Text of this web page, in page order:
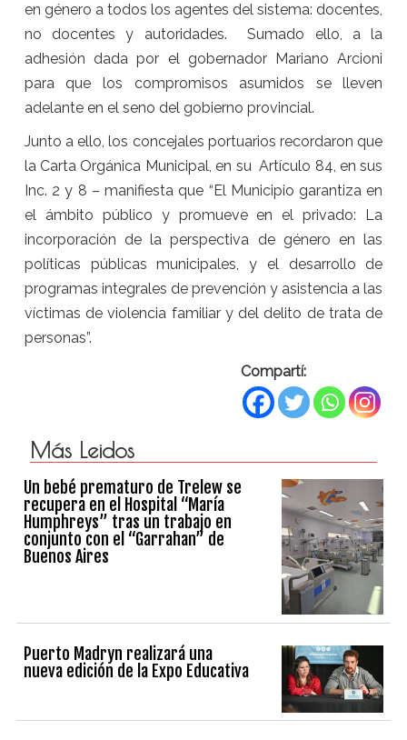
en género a todos los agentes del sistema: docentes,
no docentes y autoridades. Sumado ello, a la
adhesión dada por el gobernador Mariano Arcioni
para que los compromisos asumidos se lleven
adelante en el seno del gobierno provincial.
Junto a ello, los concejales portuarios recordaron que
la Carta Orgánica Municipal, en su Artículo 84, en sus
Inc. 2 y 8 – manifiesta que “El Municipio garantiza en
el ámbito público y promueve en el privado: La
incorporación de la perspectiva de género en las
políticas públicas municipales, y el desarrollo de
programas integrales de prevención y asistencia a las
víctimas de violencia familiar y del delito de trata de
personas”.
Compartí:
Más Leidos
Un bebé prematuro de Trelew se
recupera en el Hospital “María
Humphreys” tras un trabajo en
conjunto con el “Garrahan” de
Buenos Aires
Puerto Madryn realizará una
nueva edición de la Expo Educativa